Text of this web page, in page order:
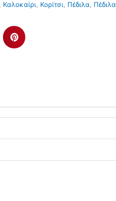
, Καλοκαίρι, Κορίτσι, Πέδιλα, Πέδιλα